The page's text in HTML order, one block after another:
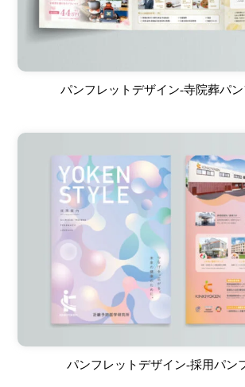
パンフレットデザイン-寺院葬パ
パンフレットデザイン-採用パン